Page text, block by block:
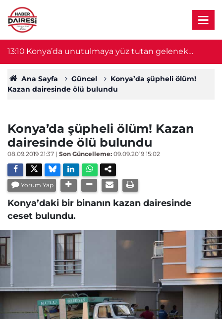
13:10 Konya’da unutulmaya yüz tutan gelenek
yeniden canlandı
Ana Sayfa Güncel
Konya’da şüpheli ölüm!
Kazan dairesinde ölü bulundu
Konya’da şüpheli ölüm! Kazan
dairesinde ölü bulundu
08.09.2019 21:37 | Son Güncelleme: 09.09.2019 15:02
Yorum Yap
Konya’daki bir binanın kazan dairesinde
ceset bulundu.